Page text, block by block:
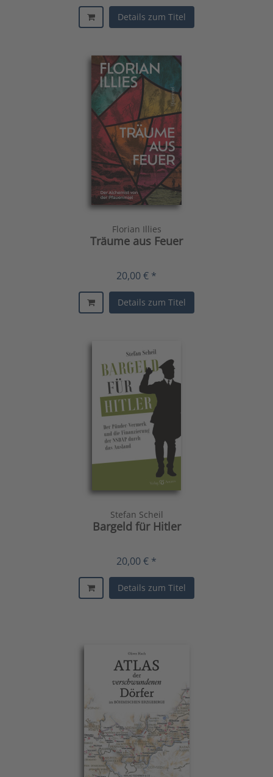
Details zum Titel
Florian Illies
Träume aus Feuer
20,00 € *
Details zum Titel
Stefan Scheil
Bargeld für Hitler
20,00 € *
Details zum Titel